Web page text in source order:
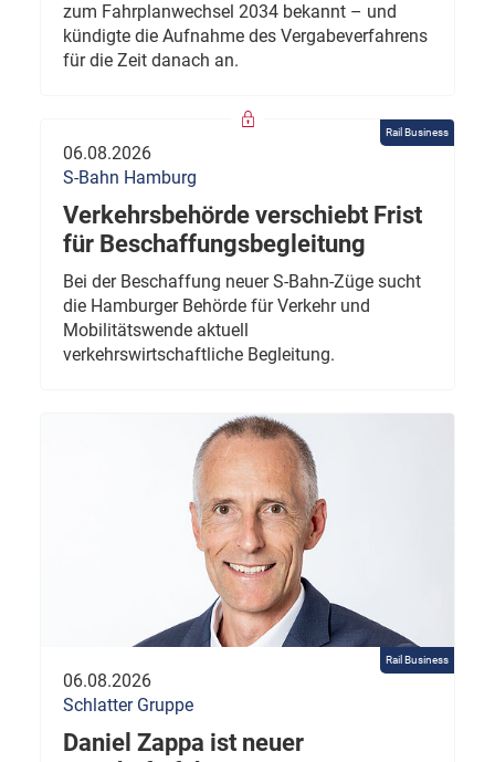
zum Fahrplanwechsel 2034 bekannt – und
kündigte die Aufnahme des Vergabeverfahrens
für die Zeit danach an.
Rail Business
06.08.2026
S-Bahn Hamburg
Verkehrsbehörde verschiebt Frist
für Beschaffungsbegleitung
Bei der Beschaffung neuer S-Bahn-Züge sucht
die Hamburger Behörde für Verkehr und
Mobilitätswende aktuell
verkehrswirtschaftliche Begleitung.
Rail Business
06.08.2026
Schlatter Gruppe
Daniel Zappa ist neuer